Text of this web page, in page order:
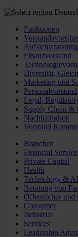
Funktionen
Finanzvorstand
Diversität,
Marketing und
Personalvorstand
Legal,
Supply Chain &
Nachhaltigkeit
Vorstand
Branchen
Financial
Private Capital
Health
Technology & AI
Beratung von
Öffentlicher und
Consumer
Industrial
Services
Leadership